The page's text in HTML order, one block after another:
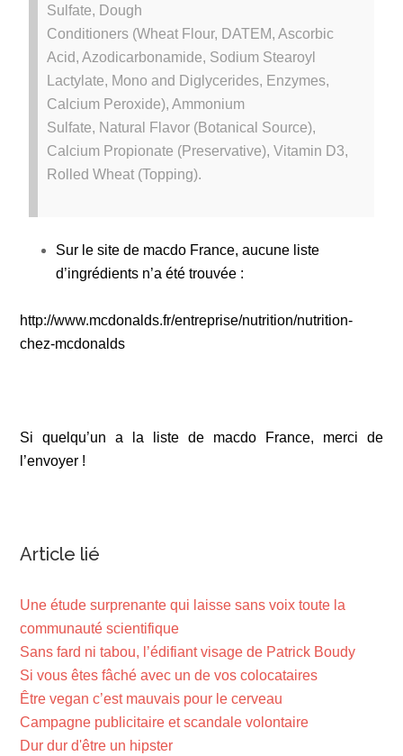
Sulfate, Dough
Conditioners (Wheat Flour, DATEM, Ascorbic
Acid, Azodicarbonamide, Sodium Stearoyl
Lactylate, Mono and Diglycerides, Enzymes,
Calcium Peroxide), Ammonium
Sulfate, Natural Flavor (Botanical Source),
Calcium Propionate (Preservative), Vitamin D3,
Rolled Wheat (Topping).
Sur le site de macdo France, aucune liste
d’ingrédients n’a été trouvée :
http://www.mcdonalds.fr/entreprise/nutrition/nutrition-
chez-mcdonalds
Si quelqu’un a la liste de macdo France, merci de
l’envoyer !
Article lié
Une étude surprenante qui laisse sans voix toute la
communauté scientifique
Sans fard ni tabou, l’édifiant visage de Patrick Boudy
Si vous êtes fâché avec un de vos colocataires
Être vegan c’est mauvais pour le cerveau
Campagne publicitaire et scandale volontaire
Dur dur d'être un hipster